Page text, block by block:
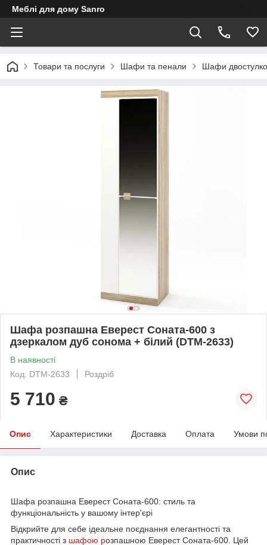
Меблі для дому Sanro
Товари та послуги Шафи та пенали Шафи
Шафа розпашна Еверест Соната-600 з
дзеркалом дуб сонома + білий (DTM-2633)
В наявності
Код: DTM-2633
Роздріб
5 710 ₴
Опис Характеристики Доставка Оплата Умови
Опис
Шафа розпашна Еверест Соната-600: стиль та
функціональність у вашому інтер'єрі
Відкрийте для себе ідеальне поєднання елегантності та
практичності з шафою розпашною Еверест Соната-600. Цей